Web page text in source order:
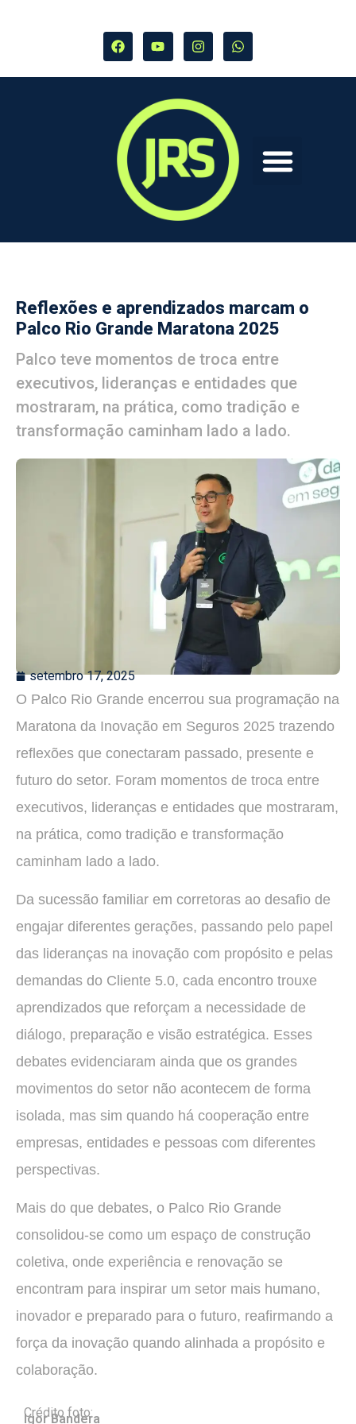
Reflexões e aprendizados marcam o
Palco Rio Grande Maratona 2025
Palco teve momentos de troca entre
executivos, lideranças e entidades que
mostraram, na prática, como tradição e
transformação caminham lado a lado.
setembro 17, 2025
O Palco Rio Grande encerrou sua programação na
Maratona da Inovação em Seguros 2025 trazendo
reflexões que conectaram passado, presente e
futuro do setor. Foram momentos de troca entre
executivos, lideranças e entidades que mostraram,
na prática, como tradição e transformação
caminham lado a lado.
Da sucessão familiar em corretoras ao desafio de
engajar diferentes gerações, passando pelo papel
das lideranças na inovação com propósito e pelas
demandas do Cliente 5.0, cada encontro trouxe
aprendizados que reforçam a necessidade de
diálogo, preparação e visão estratégica. Esses
debates evidenciaram ainda que os grandes
movimentos do setor não acontecem de forma
isolada, mas sim quando há cooperação entre
empresas, entidades e pessoas com diferentes
perspectivas.
Mais do que debates, o Palco Rio Grande
consolidou-se como um espaço de construção
coletiva, onde experiência e renovação se
encontram para inspirar um setor mais humano,
inovador e preparado para o futuro, reafirmando a
força da inovação quando alinhada a propósito e
colaboração.
Crédito foto:
Igor Bandera